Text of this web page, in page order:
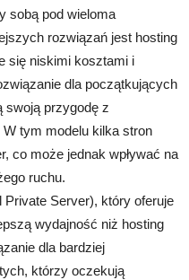
sobą pod wieloma
rozwiązań jest hosting
się niskimi kosztami i
dla początkujących
swoją przygodę z
tym modelu kilka stron
co może jednak wpływać na
ruchu.
Private Server), który oferuje
wydajność niż hosting
dla bardziej
którzy oczekują